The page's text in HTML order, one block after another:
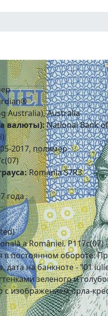
Australia), Australia
валюты):National Bank
2017, полимер
Romania S7R3
года
a României. P117c(07)
в постоянном обороте.
дата на банкноте - "01
зеленого и
изображением орла-